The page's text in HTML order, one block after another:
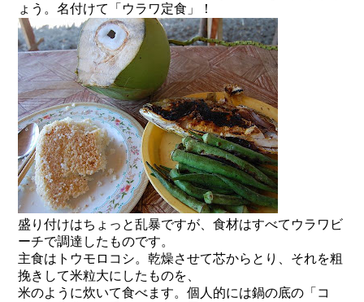
ょう。名付けて「ウラワ定食」！
盛り付けはちょっと乱暴ですが、食材はすべてウラワビ
ーチで調達したものです。
主食はトウモロコシ。乾燥させて芯からとり、それを粗
挽きして米粒大にしたものを、
米のように炊いて食べます。個人的には鍋の底の「コ